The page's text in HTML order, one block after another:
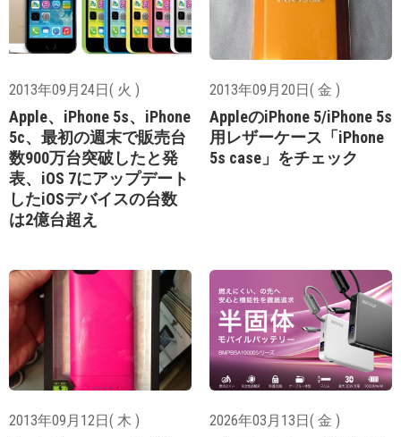
2013年09月24日( 火 )
Apple、iPhone 5s、iPhone
5c、最初の週末で販売台
数900万台突破したと発
表、iOS 7にアップデート
したiOSデバイスの台数
は2億台超え
2013年09月20日( 金 )
AppleのiPhone 5/iPhone 5s
用レザーケース「iPhone
5s case」をチェック
2013年09月12日( 木 ) 2026年03月13日( 金 )